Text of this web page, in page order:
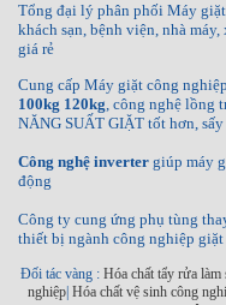
Tổng đại lý phân phối Máy
khách sạn, bệnh viện, nhà
giá rẻ
Cung cấp Máy giặt công
100kg 120kg , công nghệ lồng
NĂNG SUẤT GIẶT tốt hơn,
Công nghệ inverter giúp máy
động
Công ty cung ứng phụ tùng
thiết bị ngành công nghiệp
Đối tác vàng : Hóa chất tẩy rửa làm
nghiệp| Hóa chất vệ sinh công